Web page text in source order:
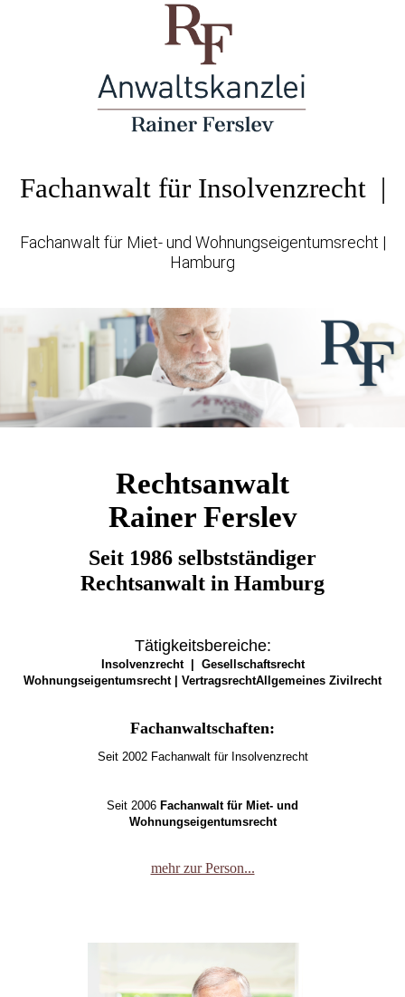
Fachanwalt für Insolvenzrecht |
Fachanwalt für Miet- und Wohnungseigentumsrecht |
Hamburg
Rechtsanwalt
Rainer Ferslev
Seit 1986 selbstständiger
Rechtsanwalt in Hamburg
Tätigkeitsbereiche:
Insolvenzrecht | Gesellschaftsrecht
Wohnungseigentumsrecht | VertragsrechtAllgemeines Zivilrecht
Fachanwaltschaften:
Seit 2002 Fachanwalt für Insolvenzrecht
Seit 2006 Fachanwalt für Miet- und
Wohnungseigentumsrecht
mehr zur Person...